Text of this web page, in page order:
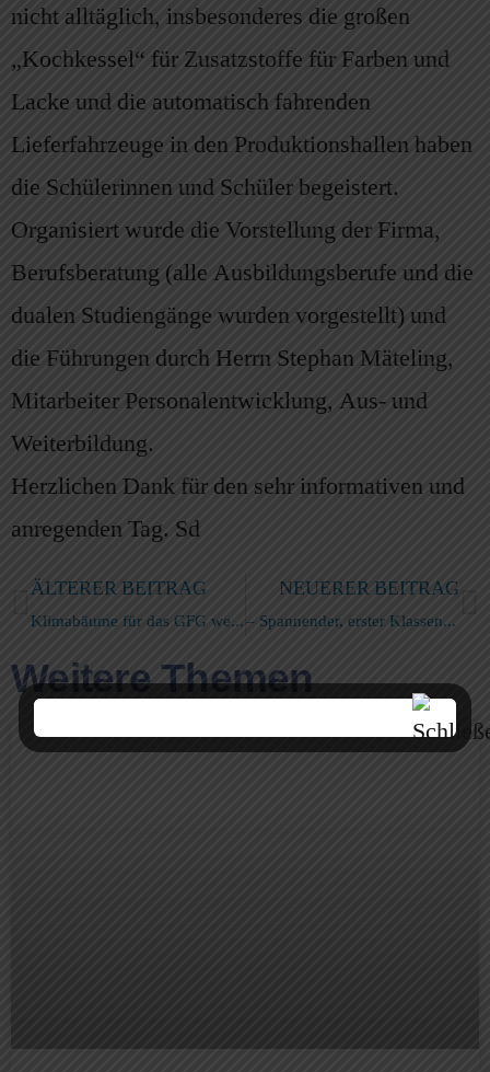
nicht alltäglich, insbesonderes die großen
„Kochkessel“ für Zusatzstoffe für Farben und
Lacke und die automatisch fahrenden
Lieferfahrzeuge in den Produktionshallen haben
die Schülerinnen und Schüler begeistert.
Organisiert wurde die Vorstellung der Firma,
Berufsberatung (alle Ausbildungsberufe und die
dualen Studiengänge wurden vorgestellt) und
die Führungen durch Herrn Stephan Mäteling,
Mitarbeiter Personalentwicklung, Aus- und
Weiterbildung.
Herzlichen Dank für den sehr informativen und
anregenden Tag. Sd
ÄLTERER BEITRAG
Klimabäume für das GFG werfen Schatten voraus
NEUERER BEITRAG
– Spannender, erster Klassenausflug –
Weitere Themen